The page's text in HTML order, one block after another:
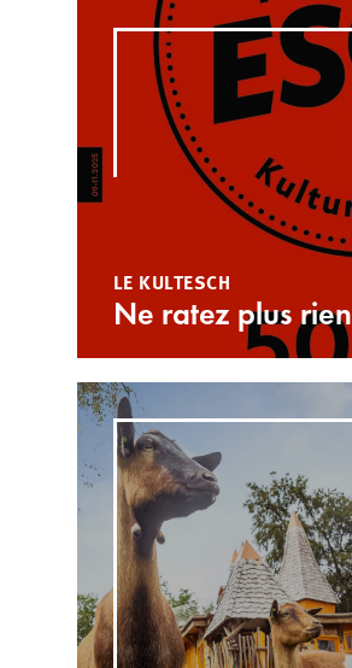
LE KULTESCH
Ne ratez plus rien